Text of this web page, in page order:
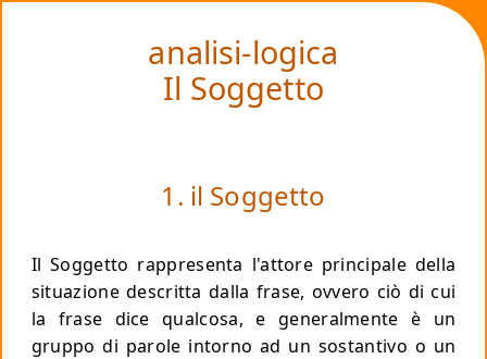
analisi-logica
Il Soggetto
1. il Soggetto
Il Soggetto rappresenta l'attore principale della
situazione descritta dalla frase, ovvero ciò di cui
la frase dice qualcosa, e generalmente è un
gruppo di parole intorno ad un sostantivo o un